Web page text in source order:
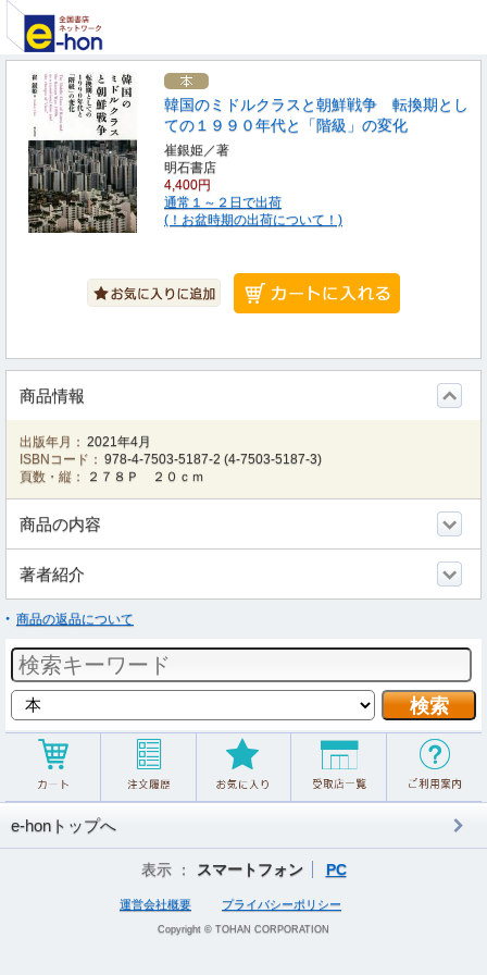
韓国のミドルクラスと朝鮮戦争 転換期とし
ての１９９０年代と「階級」の変化
崔銀姫／著
明石書店
4,400円
通常１～２日で出荷
(！お盆時期の出荷について！)
商品情報
出版年月： 2021年4月
ISBNコード： 978-4-7503-5187-2 (4-7503-5187-3)
頁数・縦：
２７８Ｐ ２０ｃｍ
商品の内容
著者紹介
商品の返品について
e-honトップへ
表示 ： スマートフォン PC
運営会社概要 プライバシーポリシー
Copyright © TOHAN CORPORATION